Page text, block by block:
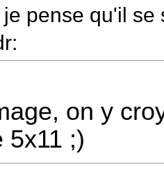
pense qu'il
on y
5x11 ;)